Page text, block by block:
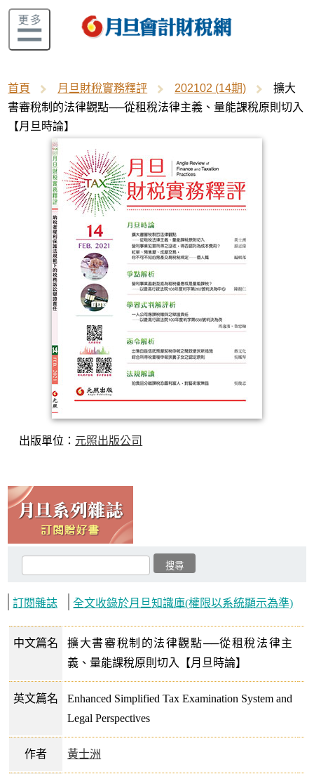
首頁 月旦財稅實務釋評 202102 (14期)
擴大
書審稅制的法律觀點──從租稅法律主義、量能課稅原則切入
【月旦時論】
出版單位： 元照出版公司
訂閱雜誌 全文收錄於月旦知識庫(權限以系統顯示為準)
中文篇名
擴大書審稅制的法律觀點──從租稅法律主
義、量能課稅原則切入【月旦時論】
英文篇名
Enhanced Simplified Tax Examination System and
Legal Perspectives
作者 黃士洲